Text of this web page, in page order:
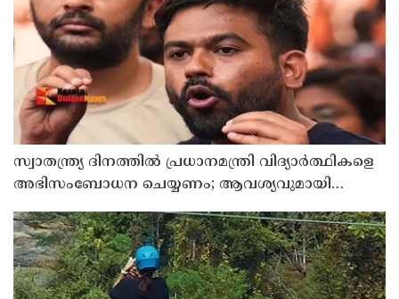
സ്വാതന്ത്ര്യ ദിനത്തില്‍ പ്രധാനമന്ത്രി വിദ്യാര്‍ത്ഥികളെ
അഭിസംബോധന ചെയ്യണം; ആവശ്യവുമായി
അഭിജീത് ദീപ്കെ